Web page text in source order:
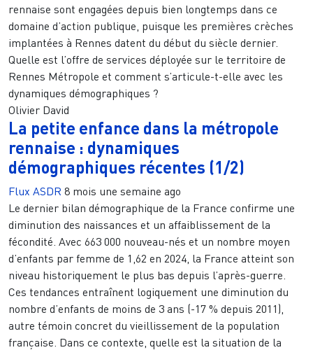
rennaise sont engagées depuis bien longtemps dans ce
domaine d’action publique, puisque les premières crèches
implantées à Rennes datent du début du siècle dernier.
Quelle est l’offre de services déployée sur le territoire de
Rennes Métropole et comment s’articule-t-elle avec les
dynamiques démographiques ?
Olivier David
La petite enfance dans la métropole
rennaise : dynamiques
démographiques récentes (1/2)
Flux ASDR 8 mois une semaine ago
Le dernier bilan démographique de la France confirme une
diminution des naissances et un affaiblissement de la
fécondité. Avec 663 000 nouveau-nés et un nombre moyen
d’enfants par femme de 1,62 en 2024, la France atteint son
niveau historiquement le plus bas depuis l’après-guerre.
Ces tendances entraînent logiquement une diminution du
nombre d’enfants de moins de 3 ans (-17 % depuis 2011),
autre témoin concret du vieillissement de la population
française. Dans ce contexte, quelle est la situation de la